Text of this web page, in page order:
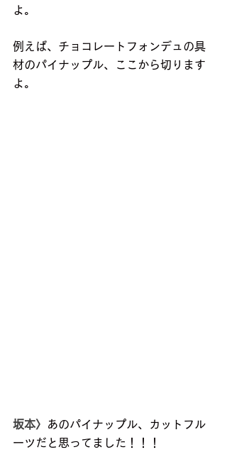
よ。
例えば、チョコレートフォンデュの具
材のパイナップル、ここから切ります
よ。
坂本〉
あのパイナップル、カットフル
ーツだと思ってました！！！